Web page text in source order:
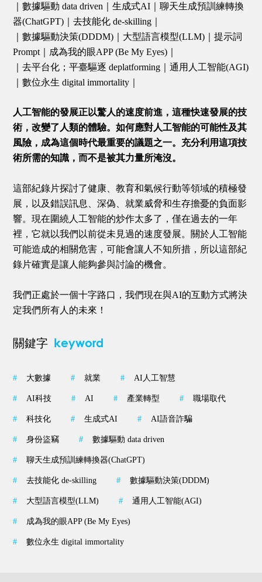
｜數據驅動 data driven ｜生成式AI｜聊天生成預訓練轉換
器(ChatGPT) ｜去技能化 de-skilling｜
｜數據驅動決策(DDDM)｜大型語言模型(LLM) ｜提示詞
Prompt ｜成為我的眼APP (Be My Eyes)｜
｜去平台化；平臺驅逐 deplatforming ｜通用人工智能(AGI)
｜數位永生 digital immortality
人工智能的發展正以驚人的速度前進，這種快速發展的技
術，改變了人類的體驗。如何應對人工智能的可能性及其
風險，成為這個時代最重要的議題之一。充分利用這項技
術所需的知識，而不是被其力量所淹沒。
這部紀錄片探討了健康、教育和氣候行動等領域的積極發
展，以及錯誤訊息、深偽、就業威脅和生存擔憂的負面影
響。現在圍繞人工智能的炒作太多了，僅在過去的一年
裡，它就以我們以前從未見過的速度發展。關於人工智能
可能造成的相關危害，可能會讓人不知所措，所以這部紀
錄片確實是讓人能夠參與討論的機會。
我們正處於一個十字路口，我們現在與AI的互動方式將決
定我們所有人的未來！
關鍵字 keyword
# 大數據 # 就業 # AI人工智慧
# AI科技 # AI # 產業轉型 # 職場取代
# 科技化 # 生成式AI # AI語音詐騙
# 身份盜竊 # 數據驅動 data driven
# 聊天生成預訓練轉換器(ChatGPT)
# 去技能化 de-skilling # 數據驅動決策(DDDM)
# 大型語言模型(LLM) # 通用人工智能(AGI)
# 成為我的眼APP (Be My Eyes)
# 數位永生 digital immortality